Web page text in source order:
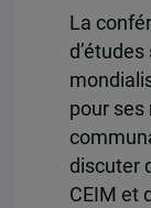
La
pour ses
discuter
CEIM et